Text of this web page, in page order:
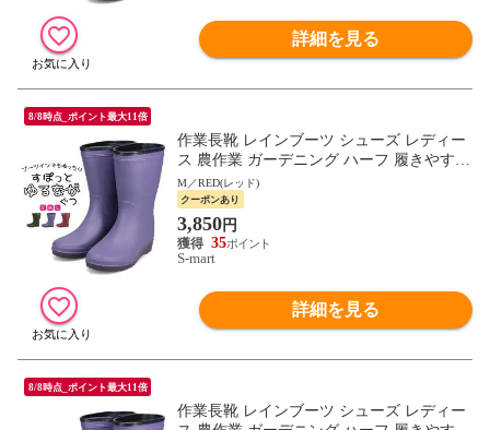
詳細を見る
8/8時点_ポイント最大11倍
作業長靴 レインブーツ シューズ レディー
ス 農作業 ガーデニング ハーフ 履きやすい
防水 軽い 軽量 無地 すぽっとゆるながぐつ
赤 LB8430
M／RED(レッド)
クーポンあり
3,850円
35
S-mart
詳細を見る
8/8時点_ポイント最大11倍
作業長靴 レインブーツ シューズ レディー